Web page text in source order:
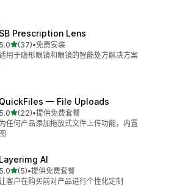
SB Prescription Lens
5.0星（满分 5 星）
(37)
总共 37 条评论
•免费安装
用于隐形眼镜和眼镜的智能处方解决方案
QuickFiles — File Uploads
5.0星（满分 5 星）
(22)
总共 22 条评论
•提供免费套餐
为任何产品添加拖放式文件上传功能，内置
图
Layerimg AI
5.0星（满分 5 星）
(5)
总共 5 条评论
•提供免费套餐
客户在购买前对产品进行个性化定制